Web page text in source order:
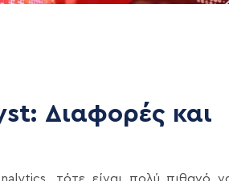
Διαφορές και
τότε είναι πολύ πιθανό